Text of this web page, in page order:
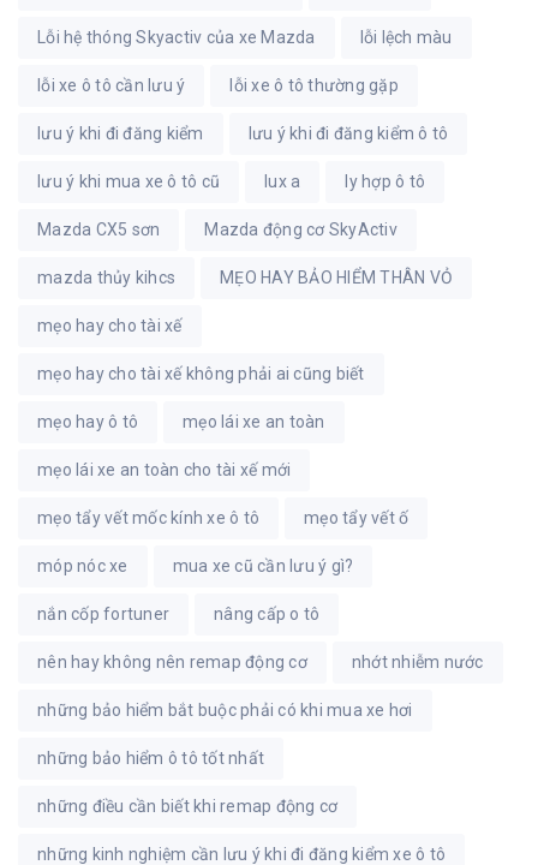
Lỗi hệ thóng Skyactiv của xe Mazda lỗi lệch màu
lỗi xe ô tô cần lưu ý lỗi xe ô tô thường gặp
lưu ý khi đi đăng kiểm lưu ý khi đi đăng kiểm ô tô
lưu ý khi mua xe ô tô cũ lux a ly hợp ô tô
Mazda CX5 sơn Mazda động cơ SkyActiv
mazda thủy kihcs MẸO HAY BẢO HIỂM THÂN VỎ
mẹo hay cho tài xế
mẹo hay cho tài xế không phải ai cũng biết
mẹo hay ô tô mẹo lái xe an toàn
mẹo lái xe an toàn cho tài xế mới
mẹo tẩy vết mốc kính xe ô tô mẹo tẩy vết ố
móp nóc xe mua xe cũ cần lưu ý gì?
nắn cốp fortuner nâng cấp o tô
nên hay không nên remap động cơ nhớt nhiễm nước
những bảo hiểm bắt buộc phải có khi mua xe hơi
những bảo hiểm ô tô tốt nhất
những điều cần biết khi remap động cơ
những kinh nghiệm cần lưu ý khi đi đăng kiểm xe ô tô